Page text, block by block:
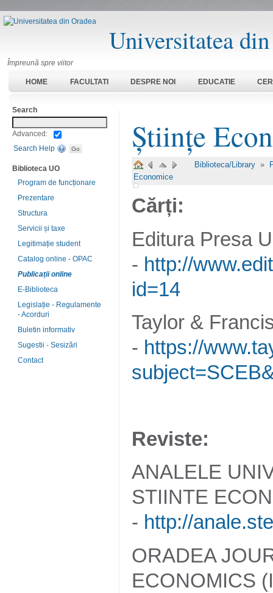
Universitatea
Împreună spre viitor
HOME FACULTATI DESPRE NOI EDUCATIE
Științe
Biblioteca/Library »
Economice
Cărți:
Editura Presa
- http://
id=14
Taylor &
- https://
Reviste:
ANALELE
STIINTE
- http://
ORADEA
ECONOMICS
Search
Advanced:
Search Help
Biblioteca UO
Program de funcționare
Prezentare
Structura
Servicii și taxe
Legitimație student
Catalog online - OPAC
Publicații online
E-Biblioteca
Legislație - Regulamente
- Acorduri
Buletin informativ
Sugestii - Sesizări
Contact